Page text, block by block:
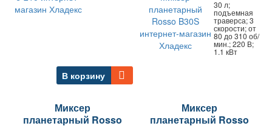
В корзину
30 л;
подъемная
траверса; 3
скорости; от
80 до 310 об/
мин.; 220 В;
1.1 кВт
Миксер
планетарный Rosso
Миксер
планетарный Rosso